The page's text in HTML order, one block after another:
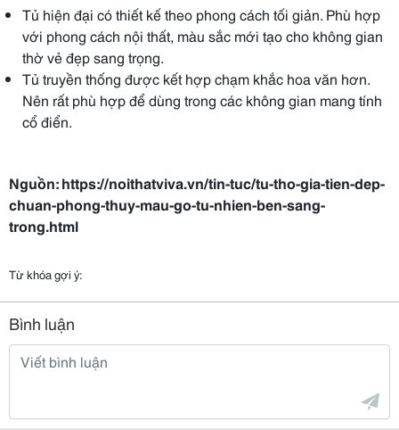
Tủ hiện đại có thiết kế theo phong cách tối giản. Phù hợp
với phong cách nội thất, màu sắc mới tạo cho không gian
thờ vẻ đẹp sang trọng.
Tủ truyền thống được kết hợp chạm khắc hoa văn hơn.
Nên rất phù hợp để dùng trong các không gian mang tính
cổ điển.
Nguồn: https://noithatviva.vn/tin-tuc/tu-tho-gia-tien-dep-
chuan-phong-thuy-mau-go-tu-nhien-ben-sang-
trong.html
Từ khóa gợi ý:
Bình luận